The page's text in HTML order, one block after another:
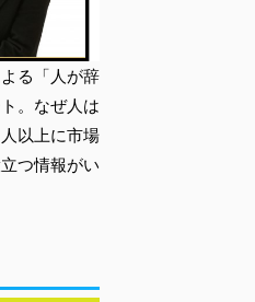
る「人が辞
。なぜ人は
以上に市場
つ情報がい